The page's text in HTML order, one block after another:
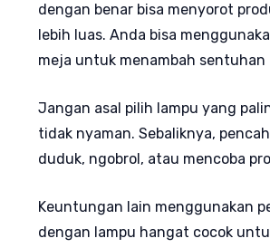
dengan benar bisa menyorot
lebih luas. Anda bisa
meja untuk menambah sentuhan
Jangan asal pilih lampu yang
tidak nyaman. Sebaliknya,
duduk, ngobrol, atau mencoba
Keuntungan lain menggunakan
dengan lampu hangat cocok